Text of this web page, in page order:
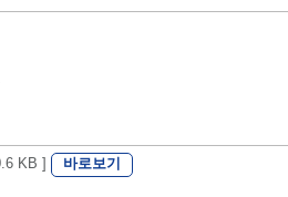
KB ] 바로보기